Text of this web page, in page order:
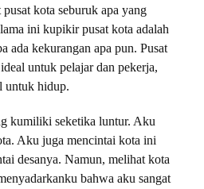
kota seburuk apa yang
ini kupikir pusat kota adalah
ada kekurangan apa pun. Pusat
untuk pelajar dan pekerja,
untuk hidup.
kumiliki seketika luntur. Aku
Aku juga mencintai kota ini
desanya. Namun, melihat kota
bahwa aku sangat